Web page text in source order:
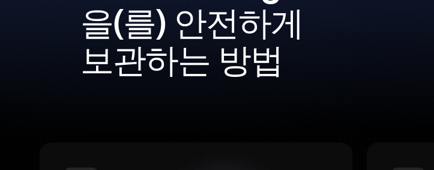
을(를) 안전하게
보관하는 방법